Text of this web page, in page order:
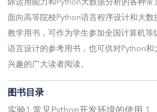
际运用能力和Python大数据分析的各种常
面向高等院校Python语言程序设计和大数
教学用书，可作为学生参加全国计算机等
语言设计的参考用书，也可供对Python和
兴趣的广大读者阅读。
图书目录